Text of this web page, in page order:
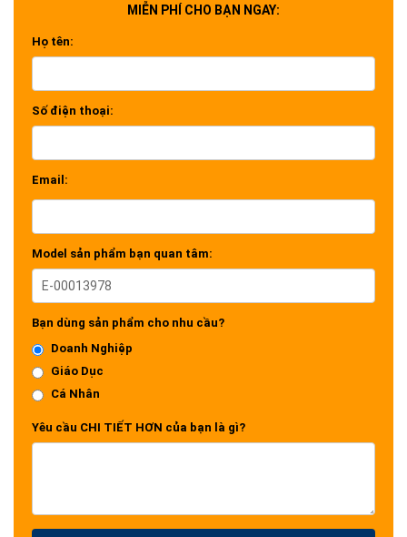
MIỄN PHÍ CHO BẠN NGAY:
Họ tên:
Số điện thoại:
Email:
Model sản phẩm bạn quan tâm:
Bạn dùng sản phẩm cho nhu cầu?
Doanh Nghiệp
Giáo Dục
Cá Nhân
Yêu cầu CHI TIẾT HƠN của bạn là gì?